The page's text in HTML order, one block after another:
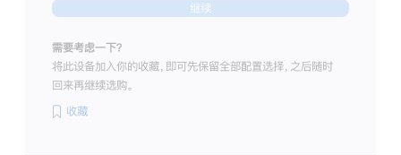
继续
需要考虑一下？
将此设备加入你的收藏，即可先保留全部配置选择，之后随时
回来再继续选购。
收藏